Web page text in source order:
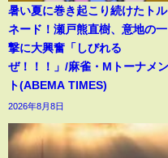
暑い夏に巻き起こり続けたトル
ネード！瀬戸熊直樹、意地の一
撃に大興奮「しびれる
ぜ！！！」/麻雀・Mトーナメン
ト(ABEMA TIMES)
2026年8月8日